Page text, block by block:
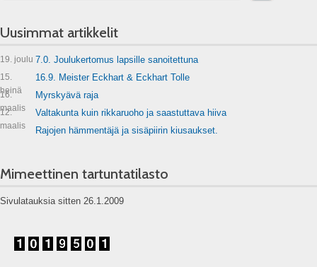
Uusimmat artikkelit
19. joulu 7.0. Joulukertomus lapsille sanoitettuna
15.
heinä
16.9. Meister Eckhart & Eckhart Tolle
16.
maalis
Myrskyävä raja
12.
maalis
Valtakunta kuin rikkaruoho ja saastuttava hiiva
Rajojen hämmentäjä ja sisäpiirin kiusaukset.
Mimeettinen tartuntatilasto
Sivulatauksia sitten 26.1.2009